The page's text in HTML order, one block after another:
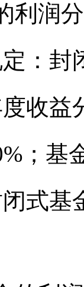
利润
：封
收益
；基
式基